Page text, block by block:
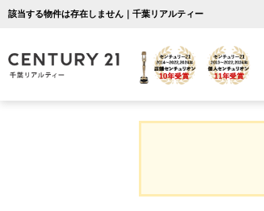
該当する物件は存在しません｜千葉リアルティー